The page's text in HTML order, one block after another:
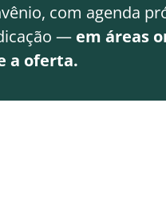
com agenda
— em áreas
a oferta.